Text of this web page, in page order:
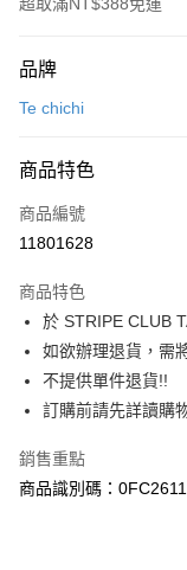
信用卡一次付款
3 期 0 利率 每期
合作金庫商業銀行
上海商業儲蓄銀行
臺灣中小企業銀行
匯豐（台灣）商業銀
聯邦商業銀行
元大商業銀行
玉山商業銀行
台灣樂天信用卡公司
超商取貨付款
LINE Pay
Apple Pay
街口支付
悠遊付
大哥付你分期
相關說明
品牌
Te chichi
商品特色
商品編號
11801628
商品特色
於 STRIPE CLUB
如欲辦理退貨，需
不提供單件退貨!!
訂購前請先詳讀購
銷售重點
商品識別碼：